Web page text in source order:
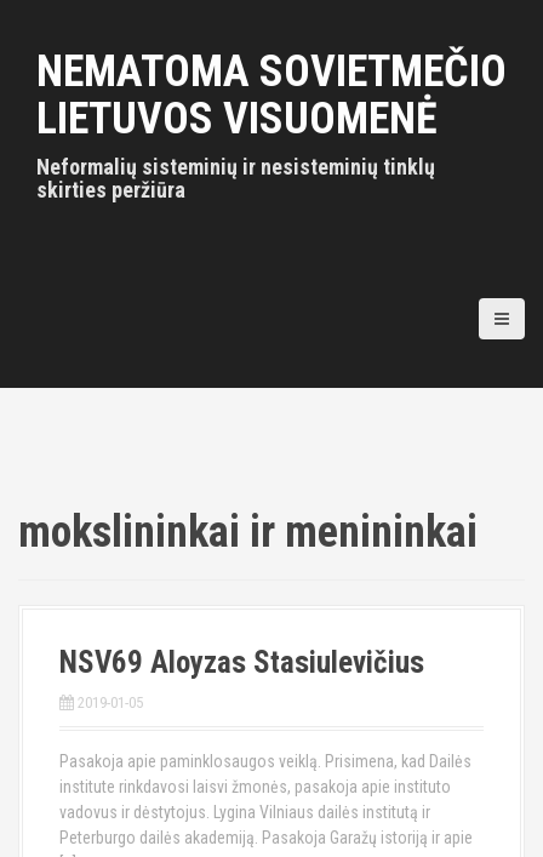
NEMATOMA SOVIETMEČIO
LIETUVOS VISUOMENĖ
Neformalių sisteminių ir nesisteminių tinklų
skirties peržiūra
mokslininkai ir menininkai
NSV69 Aloyzas Stasiulevičius
2019-01-05
Pasakoja apie paminklosaugos veiklą. Prisimena, kad Dailės
institute rinkdavosi laisvi žmonės, pasakoja apie instituto
vadovus ir dėstytojus. Lygina Vilniaus dailės institutą ir
Peterburgo dailės akademiją. Pasakoja Garažų istoriją ir apie